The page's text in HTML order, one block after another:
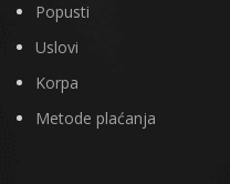
Popusti
Uslovi
Korpa
Metode plaćanja